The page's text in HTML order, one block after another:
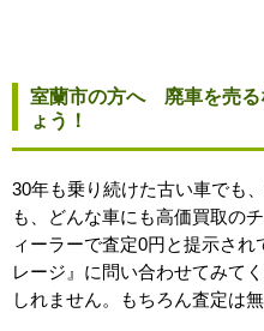
室蘭市の方へ 廃車を売る
ょう！
30年も乗り続けた古い車でも
も、どんな車にも高価買取の
ィーラーで査定0円と提示さ
レージ』に問い合わせてみて
しれません。もちろん査定は無